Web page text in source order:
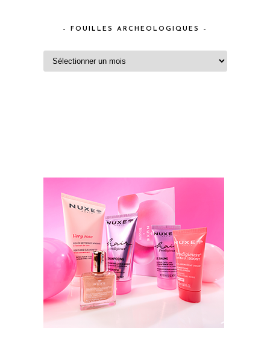
– FOUILLES ARCHEOLOGIQUES –